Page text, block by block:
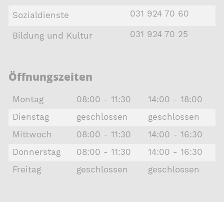
Sozialdienste 031 924 70 60
Bildung und Kultur 031 924 70 25
Öffnungszeiten
Montag 08:00 - 11:30
14:00 - 18:00
Dienstag
geschlossen
geschlossen
Mittwoch
08:00 - 11:30
14:00 - 16:30
Donnerstag
08:00 - 11:30
14:00 - 16:30
Freitag
geschlossen geschlossen